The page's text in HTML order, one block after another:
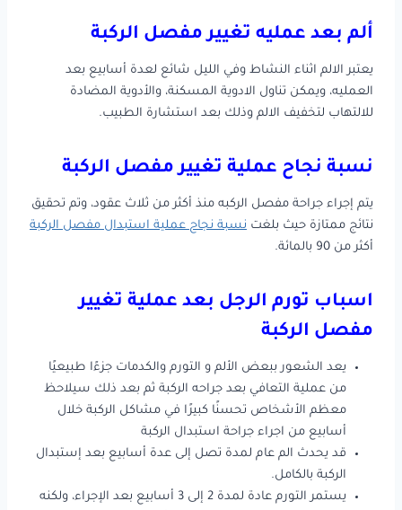
ألم بعد عمليه تغيير مفصل الركبة
يعتبر الالم اثناء النشاط وفي الليل شائع لعدة أسابيع بعد
العمليه، ويمكن تناول الادوية المسكنة، والأدوية المضادة
للالتهاب لتخفيف الالم وذلك بعد استشارة الطبيب.
نسبة نجاح عملية تغيير مفصل الركبة
يتم إجراء جراحة مفصل الركبه منذ أكثر من ثلاث عقود، وتم تحقيق
نتائج ممتازة حيث بلغت نسبة نجاح عملية استبدال مفصل الركبة
أكثر من 90 بالمائة.
اسباب تورم الرجل بعد عملية تغيير
مفصل الركبة
يعد الشعور ببعض الألم و التورم والكدمات جزءًا طبيعيًا
من عملية التعافي بعد جراحه الركبة ثم بعد ذلك سيلاحظ
معظم الأشخاص تحسنًا كبيرًا في مشاكل الركبة خلال
أسابيع من اجراء جراحة استبدال الركبة
قد يحدث الم عام لمدة تصل إلى عدة أسابيع بعد إستبدال
الركبة بالكامل.
يستمر التورم عادة لمدة 2 إلى 3 أسابيع بعد الإجراء، ولكنه